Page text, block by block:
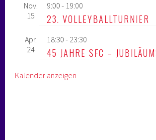
Nov.
15
9:00 - 19:00
23. VOLLEYBALLTURNIER
Apr.
24
18:30 - 23:30
45 JAHRE SFC –
Kalender anzeigen